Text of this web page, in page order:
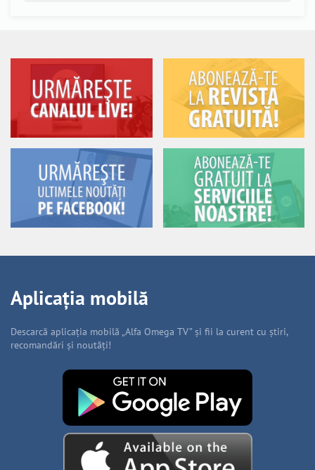
Aplicația mobilă
Descarcă aplicația mobilă „Alfa Omega TV” și fii la curent cu știri,
recomandări și noutăți!